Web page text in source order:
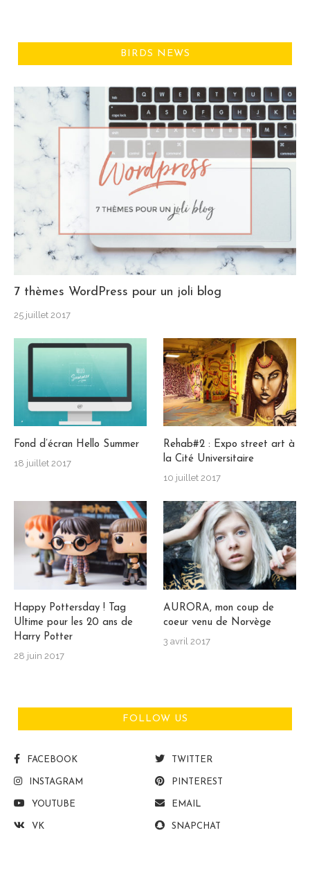
BIRDS NEWS
7 thèmes WordPress pour un joli blog
25 juillet 2017
Fond d’écran Hello Summer
18 juillet 2017
Rehab#2 : Expo street art à
la Cité Universitaire
10 juillet 2017
Happy Pottersday ! Tag
Ultime pour les 20 ans de
Harry Potter
28 juin 2017
AURORA, mon coup de
coeur venu de Norvège
3 avril 2017
FOLLOW US
FACEBOOK TWITTER
INSTAGRAM PINTEREST
YOUTUBE EMAIL
VK SNAPCHAT